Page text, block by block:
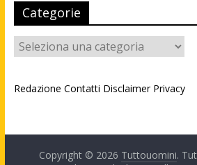
Categorie
Categorie
Redazione Contatti Disclaimer Privacy
Copyright © 2026 Tuttouomini.